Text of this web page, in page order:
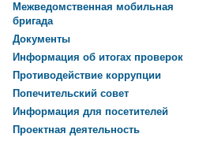
Межведомственная мобильная
бригада
Документы
Информация об итогах проверок
Противодействие коррупции
Попечительский совет
Информация для посетителей
Проектная деятельность